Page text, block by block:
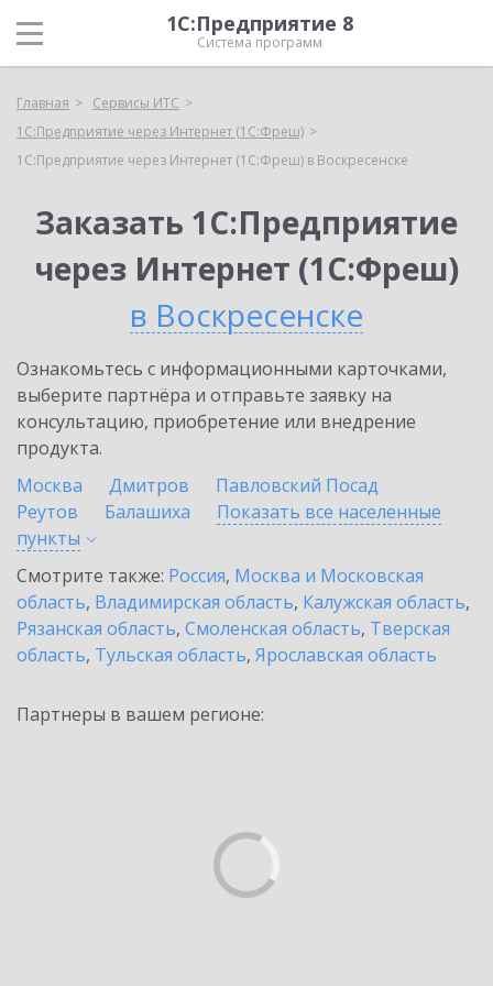
1С:Предприятие 8
Система программ
Главная
Сервисы ИТС
1С:Предприятие через Интернет (1С:Фреш)
1С:Предприятие через Интернет (1С:Фреш) в Воскресенске
Заказать 1С:Предприятие
через Интернет (1С:Фреш)
в Воскресенске
Ознакомьтесь с информационными карточками,
выберите партнёра и отправьте заявку на
консультацию, приобретение или внедрение
продукта.
Москва
Дмитров
Павловский Посад
Реутов
Балашиха
Показать все населенные
пункты
Смотрите также: Россия, Москва и Московская
область, Владимирская область, Калужская область,
Рязанская область, Смоленская область, Тверская
область, Тульская область, Ярославская область
Партнеры в вашем регионе: